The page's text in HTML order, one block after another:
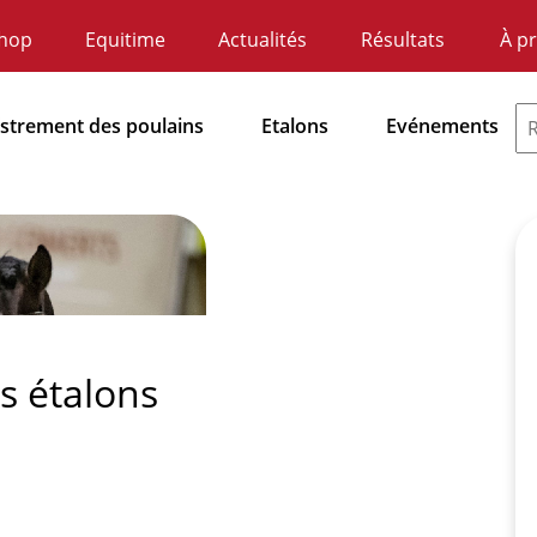
Equitime Actualités Résultats À
des poulains Etalons Evénements
étalons